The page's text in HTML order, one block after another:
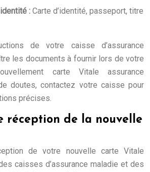
: Carte d’identité, passeport, titre
de votre caisse d’assurance
les documents à fournir lors de votre
carte Vitale assurance
doutes, contactez votre caisse pour
précises.
réception de la nouvelle
de votre nouvelle carte Vitale
caisses d’assurance maladie et des